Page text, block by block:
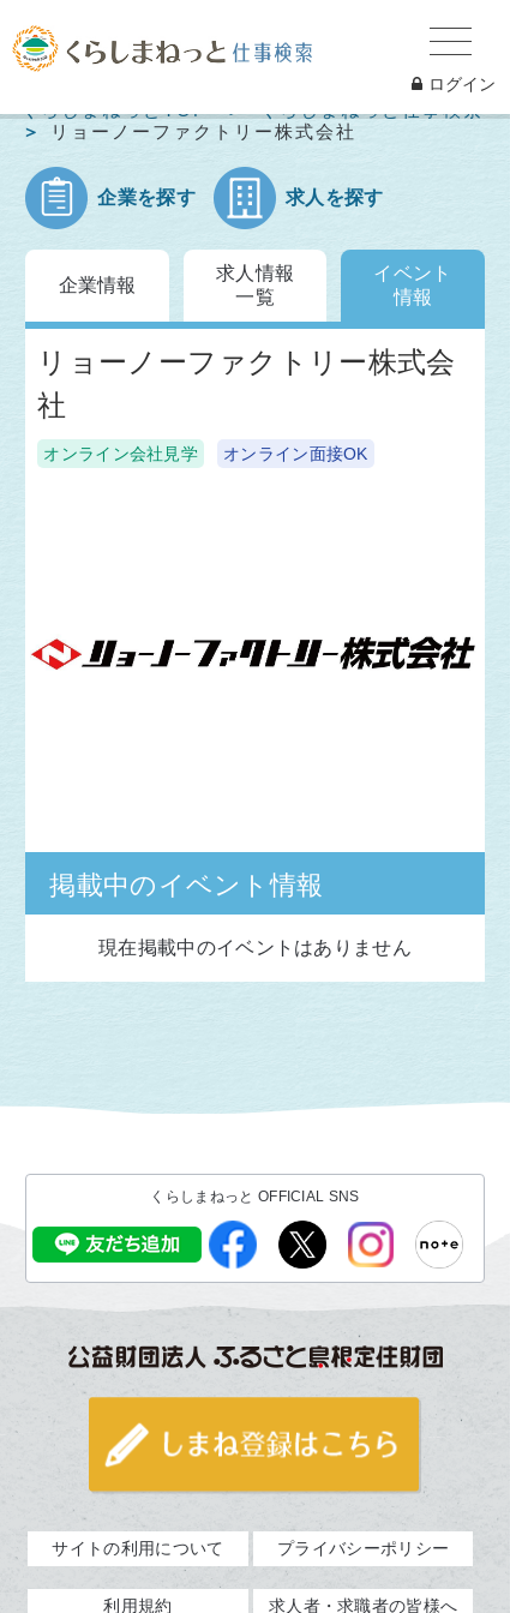
ログイン
くらしまねっとTOP
くらしまねっと仕事検索
リョーノーファクトリー株式会社
企業を探す 求人を探す
企業情報
求人情報
一覧
イベント
情報
リョーノーファクトリー株式会
社
オンライン会社見学 オンライン面接OK
掲載中のイベント情報
現在掲載中のイベントはありません
くらしまねっと OFFICIAL SNS
サイトの利用について プライバシーポリシー
利用規約 求人者・求職者の皆様へ